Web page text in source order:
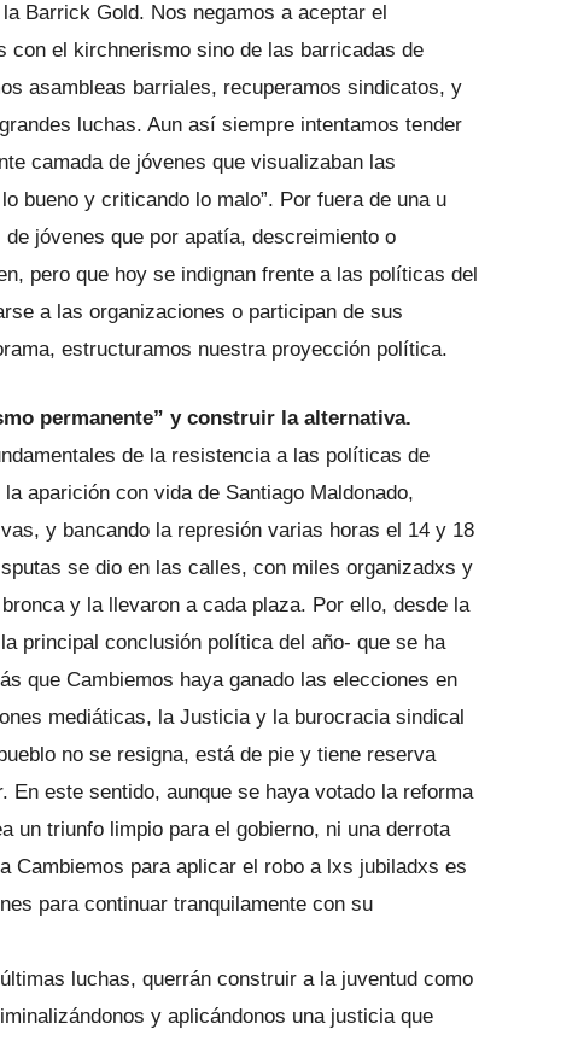
Barrick Gold. Nos negamos a aceptar el
con el kirchnerismo sino de las barricadas de
asambleas barriales, recuperamos sindicatos, y
luchas. Aun así siempre intentamos tender
camada de jóvenes que visualizaban las
bueno y criticando lo malo”. Por fuera de una u
jóvenes que por apatía, descreimiento o
pero que hoy se indignan frente a las políticas del
a las organizaciones o participan de sus
estructuramos nuestra proyección política.
permanente” y construir la alternativa.
de la resistencia a las políticas de
aparición con vida de Santiago Maldonado,
y bancando la represión varias horas el 14 y 18
se dio en las calles, con miles organizadxs y
y la llevaron a cada plaza. Por ello, desde la
principal conclusión política del año- que se ha
que Cambiemos haya ganado las elecciones en
mediáticas, la Justicia y la burocracia sindical
no se resigna, está de pie y tiene reserva
En este sentido, aunque se haya votado la reforma
un triunfo limpio para el gobierno, ni una derrota
Cambiemos para aplicar el robo a lxs jubiladxs es
para continuar tranquilamente con su
luchas, querrán construir a la juventud como
y aplicándonos una justicia que